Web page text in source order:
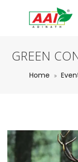
GREEN
Home